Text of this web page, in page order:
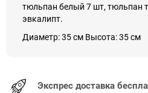
тюльпан белый 7 шт, тюльпан
эвкалипт.
Диаметр: 35 см Высота: 35 см
Экспрес доставка